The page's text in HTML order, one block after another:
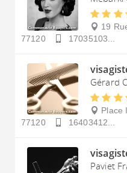
19
77120
17035103...
Gérard
Place
77120
16403412...
Paviet